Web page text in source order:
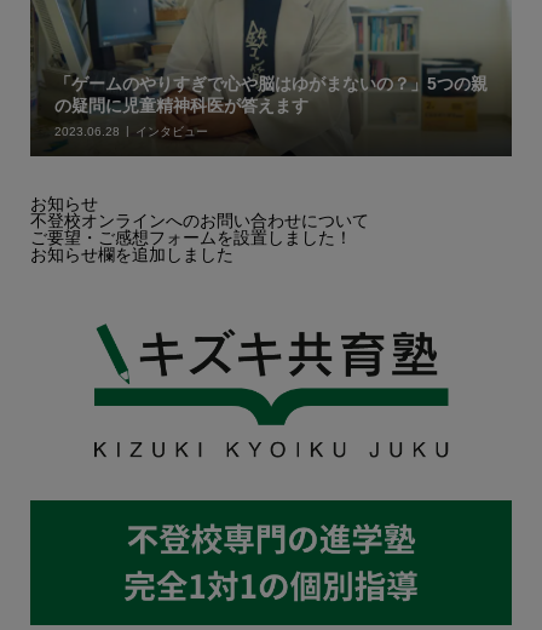
「ゲームのやりすぎで心や脳はゆがまないの？」5つの親
の疑問に児童精神科医が答えます
2023.06.28 インタビュー
お知らせ
不登校オンラインへのお問い合わせについて
ご要望・ご感想フォームを設置しました！
お知らせ欄を追加しました